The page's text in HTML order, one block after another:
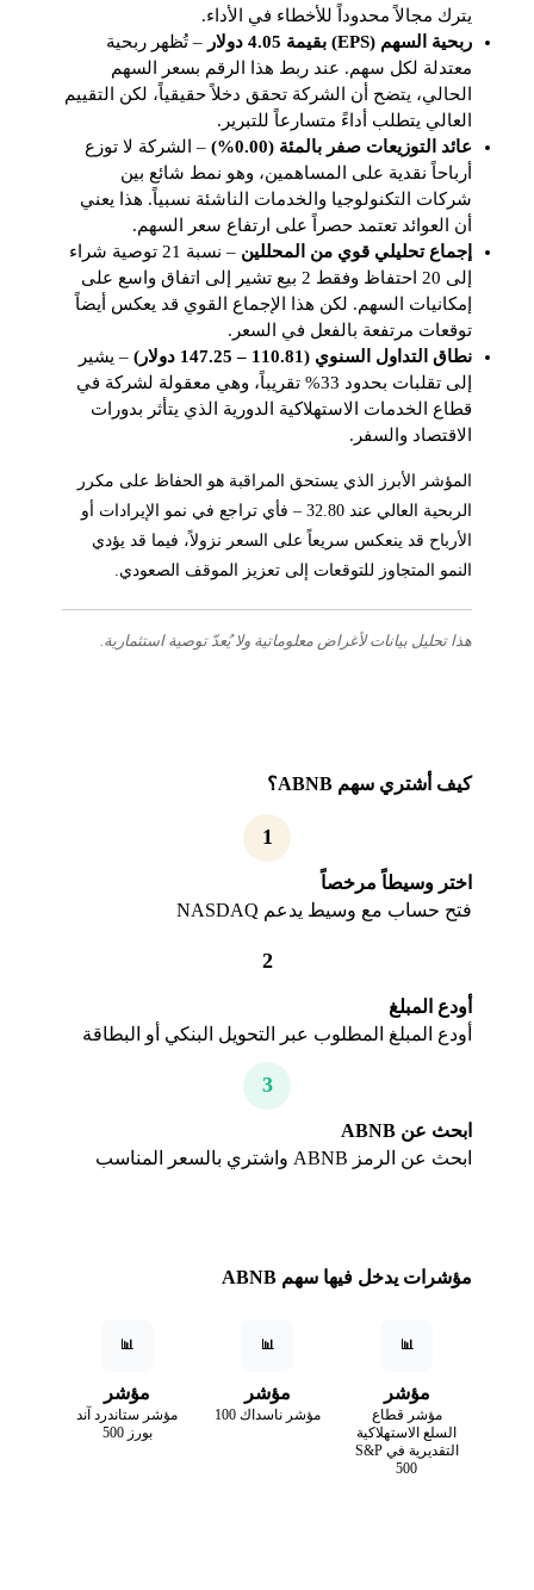
يترك مجالاً محدوداً للأخطاء في الأداء.
ربحية السهم (EPS) بقيمة 4.05 دولار
– تُظهر ربحية
معتدلة لكل سهم. عند ربط هذا الرقم بسعر السهم
الحالي، يتضح أن الشركة تحقق دخلاً حقيقياً، لكن التقييم
العالي يتطلب أداءً متسارعاً للتبرير.
عائد التوزيعات صفر بالمئة (0.00%)
– الشركة لا توزع
أرباحاً نقدية على المساهمين، وهو نمط شائع بين
شركات التكنولوجيا والخدمات الناشئة نسبياً. هذا يعني
أن العوائد تعتمد حصراً على ارتفاع سعر السهم.
إجماع تحليلي قوي من المحللين
– نسبة 21 توصية شراء
إلى 20 احتفاظ وفقط 2 بيع تشير إلى اتفاق واسع على
إمكانيات السهم. لكن هذا الإجماع القوي قد يعكس أيضاً
توقعات مرتفعة بالفعل في السعر.
نطاق التداول السنوي (110.81 – 147.25 دولار)
– يشير
إلى تقلبات بحدود 33% تقريباً، وهي معقولة لشركة في
قطاع الخدمات الاستهلاكية الدورية الذي يتأثر بدورات
الاقتصاد والسفر.
المؤشر الأبرز الذي يستحق المراقبة هو الحفاظ على مكرر
الربحية العالي عند 32.80 – فأي تراجع في نمو الإيرادات أو
الأرباح قد ينعكس سريعاً على السعر نزولاً، فيما قد يؤدي
النمو المتجاوز للتوقعات إلى تعزيز الموقف الصعودي.
هذا تحليل بيانات لأغراض معلوماتية ولا يُعدّ توصية استثمارية.
كيف أشتري سهم ABNB؟
1
اختر وسيطاً مرخصاً
فتح حساب مع وسيط يدعم NASDAQ
2
أودع المبلغ
أودع المبلغ المطلوب عبر التحويل البنكي أو البطاقة
3
ابحث عن ABNB
ابحث عن الرمز ABNB واشتري بالسعر المناسب
مؤشرات يدخل فيها سهم ABNB
📊
مؤشر
مؤشر قطاع
السلع الاستهلاكية
التقديرية في S&P
500
📊
مؤشر
مؤشر ناسداك 100
📊
مؤشر
مؤشر ستاندرد آند
بورز 500